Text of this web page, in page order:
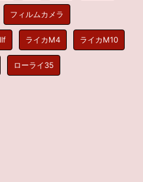
フィルムカメラ
ライカM4 ライカM10
ローライ35